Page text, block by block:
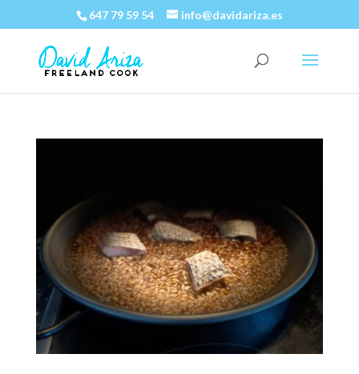
647 79 59 54 info@davidariza.es